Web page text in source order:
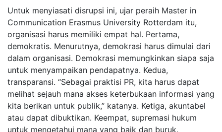
Untuk menyiasati disrupsi ini, ujar peraih Master in
Communication Erasmus University Rotterdam itu,
organisasi harus memiliki empat hal. Pertama,
demokratis. Menurutnya, demokrasi harus dimulai dari
dalam organisasi. Demokrasi memungkinkan siapa saja
untuk menyampaikan pendapatnya. Kedua,
transparansi. “Sebagai praktisi PR, kita harus dapat
melihat sejauh mana akses keterbukaan informasi yang
kita berikan untuk publik,” katanya. Ketiga, akuntabel
atau dapat dibuktikan. Keempat, supremasi hukum
untuk mengetahui mana yang baik dan buruk.